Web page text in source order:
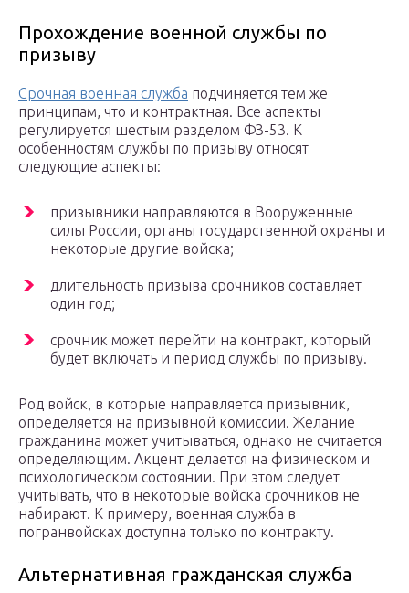
Прохождение военной службы по
призыву
Срочная военная служба подчиняется тем же
принципам, что и контрактная. Все аспекты
регулируется шестым разделом ФЗ-53. К
особенностям службы по призыву относят
следующие аспекты:
призывники направляются в Вооруженные
силы России, органы государственной охраны и
некоторые другие войска;
длительность призыва срочников составляет
один год;
срочник может перейти на контракт, который
будет включать и период службы по призыву.
Род войск, в которые направляется призывник,
определяется на призывной комиссии. Желание
гражданина может учитываться, однако не считается
определяющим. Акцент делается на физическом и
психологическом состоянии. При этом следует
учитывать, что в некоторые войска срочников не
набирают. К примеру, военная служба в
погранвойсках доступна только по контракту.
Альтернативная гражданская служба